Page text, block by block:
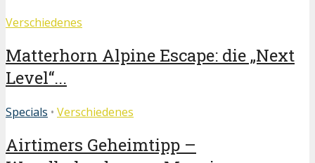
Verschiedenes
Matterhorn Alpine Escape: die „Next
Level“...
Specials • Verschiedenes
Airtimers Geheimtipp –